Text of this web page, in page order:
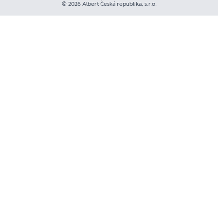
© 2026 Albert Česká republika, s.r.o.